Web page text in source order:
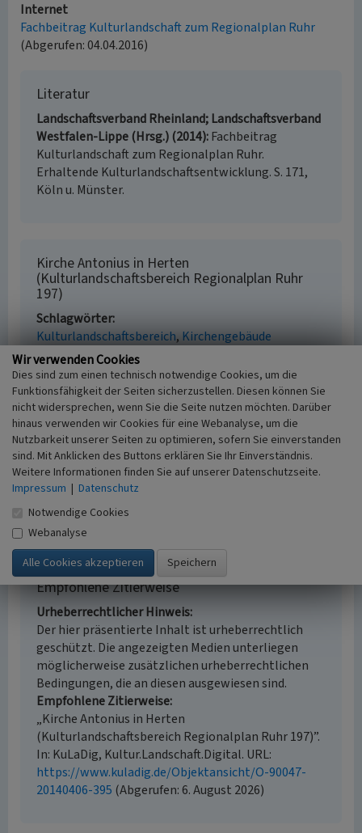
Internet
Fachbeitrag Kulturlandschaft zum Regionalplan Ruhr
(Abgerufen: 04.04.2016)
Literatur
Landschaftsverband Rheinland; Landschaftsverband
Westfalen-Lippe (Hrsg.) (2014) Fachbeitrag
Kulturlandschaft zum Regionalplan Ruhr.
Erhaltende Kulturlandschaftsentwicklung. S. 171,
Köln u. Münster.
Kirche Antonius in Herten
(Kulturlandschaftsbereich Regionalplan Ruhr
197)
Schlagwörter
Kulturlandschaftsbereich Kirchengebäude
Fachsicht(en)
Kulturlandschaftspflege, Archäologie,
Denkmalpflege, Landeskunde, Raumplanung
Erfassungsmaßstab
i.d.R. 1:25.000 (kleiner als 1:20.000)
Erfassungsmethode
Literaturauswertung, Geländebegehung/-
kartierung, Archivauswertung
Historischer Zeitraum
Beginn 2012
Empfohlene Zitierweise
Urheberrechtlicher Hinweis
Der hier präsentierte Inhalt ist urheberrechtlich
geschützt. Die angezeigten Medien unterliegen
möglicherweise zusätzlichen urheberrechtlichen
Bedingungen, die an diesen ausgewiesen sind.
Empfohlene Zitierweise
„Kirche Antonius in Herten
(Kulturlandschaftsbereich Regionalplan Ruhr 197)”.
In: KuLaDig, Kultur.Landschaft.Digital. URL:
https://www.kuladig.de/Objektansicht/O-90047-
20140406-395 (Abgerufen: 6. August 2026)
Wir verwenden Cookies
Dies sind zum einen technisch notwendige Cookies, um die
Funktionsfähigkeit der Seiten sicherzustellen. Diesen können Sie
nicht widersprechen, wenn Sie die Seite nutzen möchten. Darüber
hinaus verwenden wir Cookies für eine Webanalyse, um die
Nutzbarkeit unserer Seiten zu optimieren, sofern Sie einverstanden
sind. Mit Anklicken des Buttons erklären Sie Ihr Einverständnis.
Weitere Informationen finden Sie auf unserer Datenschutzseite.
Impressum | Datenschutz
Notwendige Cookies
Webanalyse